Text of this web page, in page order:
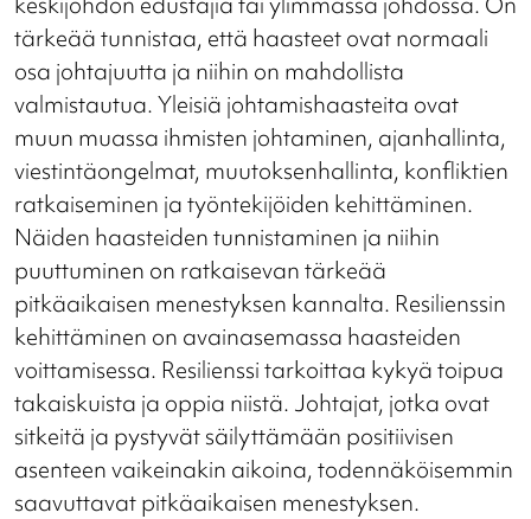
tärkeää tunnistaa, että haasteet ovat normaali
osa johtajuutta ja niihin on mahdollista
valmistautua. Yleisiä johtamishaasteita ovat
muun muassa ihmisten johtaminen, ajanhallinta,
viestintäongelmat, muutoksenhallinta, konfliktien
ratkaiseminen ja työntekijöiden kehittäminen.
Näiden haasteiden tunnistaminen ja niihin
puuttuminen on ratkaisevan tärkeää
pitkäaikaisen menestyksen kannalta. Resilienssin
kehittäminen on avainasemassa haasteiden
voittamisessa. Resilienssi tarkoittaa kykyä toipua
takaiskuista ja oppia niistä. Johtajat, jotka ovat
sitkeitä ja pystyvät säilyttämään positiivisen
asenteen vaikeinakin aikoina, todennäköisemmin
saavuttavat pitkäaikaisen menestyksen.